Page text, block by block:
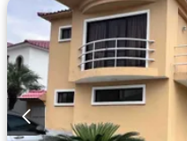
Parcialmente amoblado